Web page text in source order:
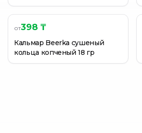
от398 ₸
Кальмар Beerka сушеный
кольца копченый 18 гр